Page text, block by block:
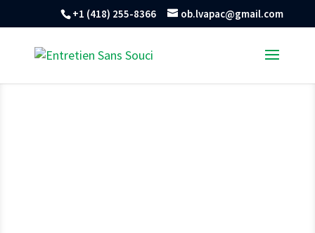
+1 (418) 255-8366 ob.lvapac@gmail.com